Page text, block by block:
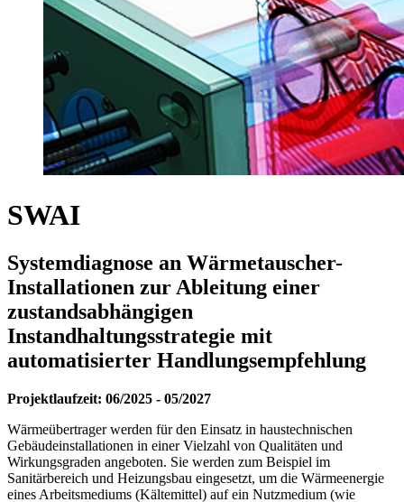
SWAI
Systemdiagnose an Wärmetauscher-
Installationen zur Ableitung einer
zustandsabhängigen
Instandhaltungsstrategie mit
automatisierter Handlungsempfehlung
Projektlaufzeit: 06/2025 - 05/2027
Wärmeübertrager werden für den Einsatz in haustechnischen
Gebäudeinstallationen in einer Vielzahl von Qualitäten und
Wirkungsgraden angeboten. Sie werden zum Beispiel im
Sanitärbereich und Heizungsbau eingesetzt, um die Wärmeenergie
eines Arbeitsmediums (Kältemittel) auf ein Nutzmedium (wie